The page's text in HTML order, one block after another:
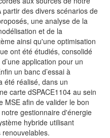
partir des divers scénarios de
une analyse de la
et de la
ainsi qu'une optimisation
ont été étudiés, consolidé
application pour un
un banc d’essai à
été réalisé, dans un
carte dSPACE1104 au sein
MSE afin de valider le bon
gestionnaire d'énergie
hybride utilisant